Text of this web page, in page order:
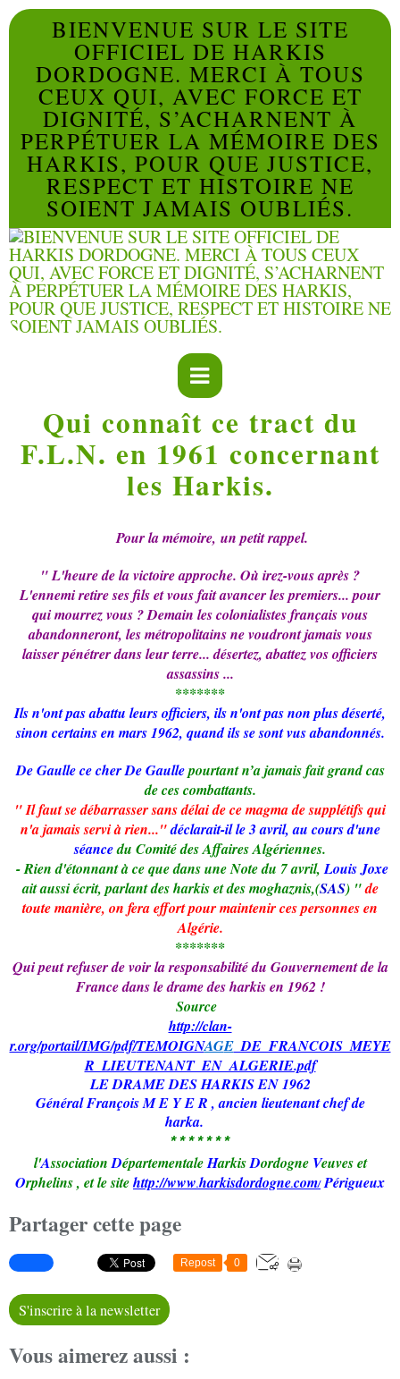
BIENVENUE SUR LE SITE
OFFICIEL DE HARKIS
DORDOGNE. MERCI À TOUS
CEUX QUI, AVEC FORCE ET
DIGNITÉ, S’ACHARNENT À
PERPÉTUER LA MÉMOIRE DES
HARKIS, POUR QUE JUSTICE,
RESPECT ET HISTOIRE NE
SOIENT JAMAIS OUBLIÉS.
Qui connaît ce tract du
F.L.N. en 1961 concernant
les Harkis.
Pour la mémoire, un petit rappel.
" L'heure de la victoire approche. Où irez-vous après ?
L'ennemi retire ses fils et vous fait avancer les premiers... pour
qui mourrez vous ? Demain les colonialistes français vous
abandonneront, les métropolitains ne voudront jamais vous
laisser pénétrer dans leur terre... désertez, abattez vos officiers
assassins ...
*******
Ils n'ont pas abattu leurs officiers, ils n'ont pas non plus déserté,
sinon certains en mars 1962, quand ils se sont vus abandonnés.
De Gaulle ce cher De Gaullepourtant n’a jamais fait grand cas
de ces combattants.
" Il faut se débarrasser sans délai de ce magma de supplétifs qui
n'a jamais servi à rien..."déclarait-il le 3 avril, au cours d'une
séancedu Comité des Affaires Algériennes.
- Rien d'étonnant à ce que dans une Note du 7 avril, Louis Joxe
ait aussi écrit, parlant des harkis et des moghaznis,(SAS) "de
toute manière, on fera effort pour maintenir ces personnes en
Algérie.
*******
Qui peut refuser de voir la responsabilité du Gouvernement de la
France dans le drame des harkis en 1962 !
Source
http://clan-
r.org/portail/IMG/pdf/TEMOIGNAGE_DE_FRANCOIS_MEYE
R_LIEUTENANT_EN_ALGERIE.pdf
LE DRAME DES HARKIS EN 1962
Général François M E Y E R , ancien lieutenant chef de
harka.
*******
l'Association DépartementaleHarkisDordogne Veuves et
Orphelins, et le sitehttp://www.harkisdordogne.com/ Périgueux
Partager cette page
Repost 0
S'inscrire à la newsletter
Vous aimerez aussi :